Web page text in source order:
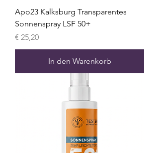
Apo23 Kalksburg Transparentes
Sonnenspray LSF 50+
Preis
€ 25,20
In den Warenkorb